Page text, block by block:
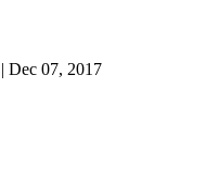
| Dec 07, 2017